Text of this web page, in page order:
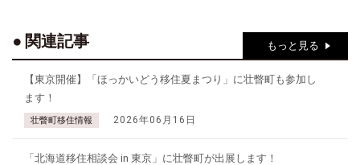
関連記事 もっと見る
【東京開催】「ほっかいどう移住夏まつり」に壮瞥町も参加し
ます！
壮瞥町移住情報 2026年06月16日
「北海道移住相談会 in 東京」に壮瞥町が出展します！